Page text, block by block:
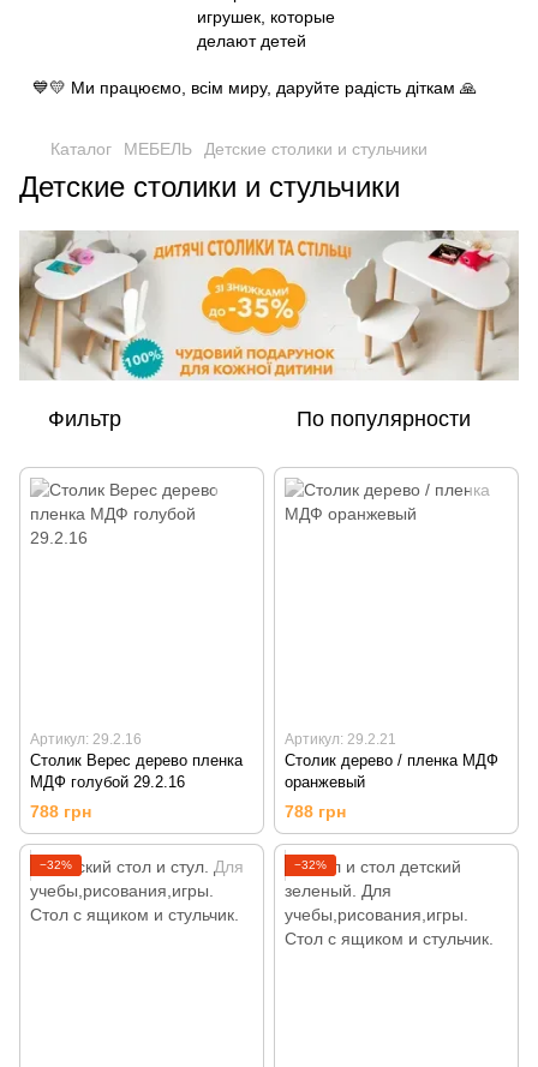
💙💛 Ми працюємо, всім миру, даруйте радість діткам 🙏
Каталог МЕБЕЛЬ Детские столики и стульчики
Детские столики и стульчики
Фильтр По популярности
Артикул: 29.2.16
Столик Верес дерево пленка
МДФ голубой 29.2.16
788 грн
Артикул: 29.2.21
Столик дерево / пленка МДФ
оранжевый
788 грн
−32% −32%